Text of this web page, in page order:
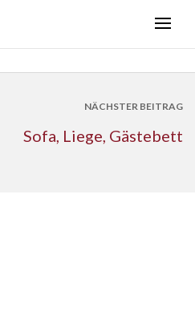
NÄCHSTER BEITRAG
Sofa, Liege, Gästebett